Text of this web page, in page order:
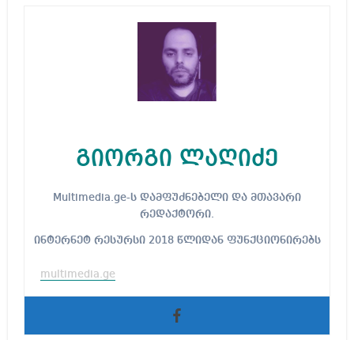
გიორგი ლაღიძე
Multimedia.ge-ს დამფუძნებელი და მთავარი
რედაქტორი.
ინტერნეტ რესურსი 2018 წლიდან ფუნქციონირებს
multimedia.ge